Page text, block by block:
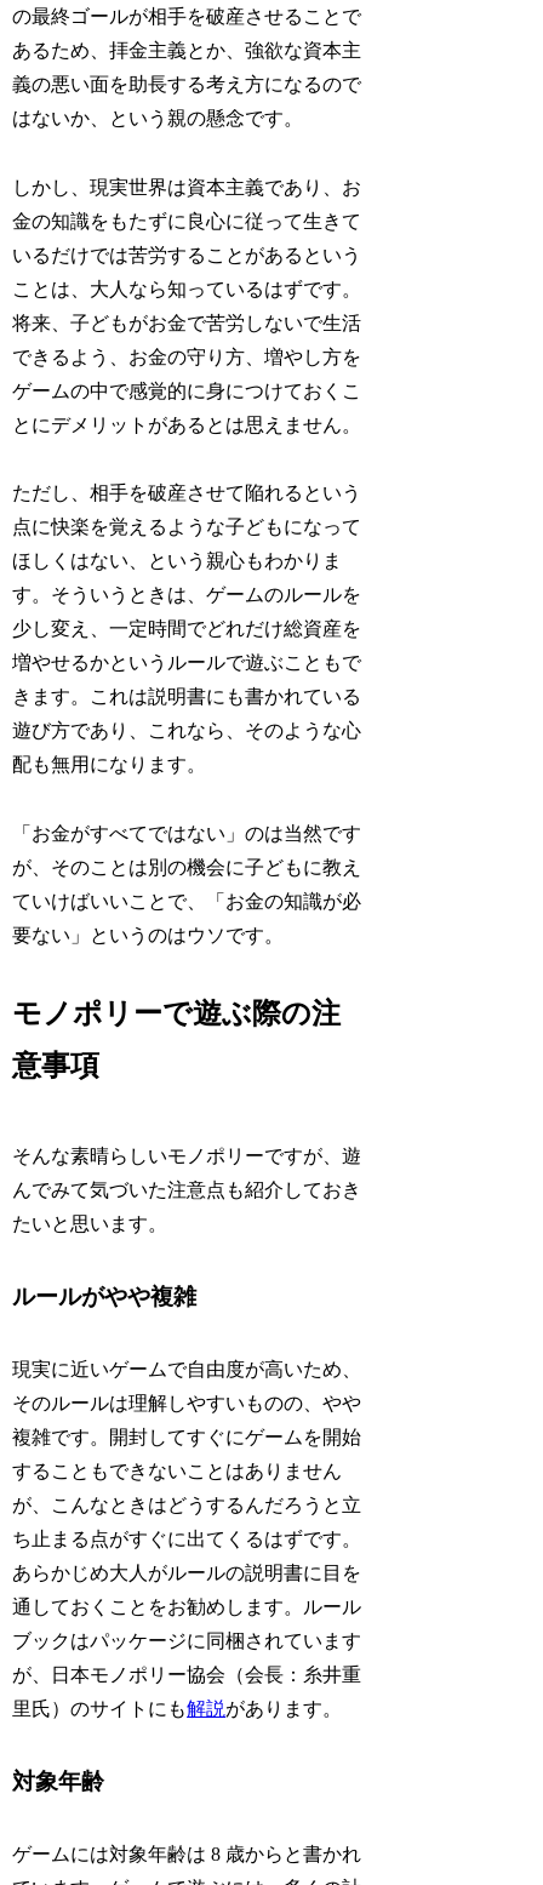
の最終ゴールが相手を破産させることで
あるため、拝金主義とか、強欲な資本主
義の悪い面を助長する考え方になるので
はないか、という親の懸念です。
しかし、現実世界は資本主義であり、お
金の知識をもたずに良心に従って生きて
いるだけでは苦労することがあるという
ことは、大人なら知っているはずです。
将来、子どもがお金で苦労しないで生活
できるよう、お金の守り方、増やし方を
ゲームの中で感覚的に身につけておく こ
とにデメリットがあるとは思えません。
ただし、相手を破産させて陥れるという
点に快楽を覚えるような子どもになって
ほしくはない、という親心もわかりま
す。そういうときは、ゲームのルールを
少し変え、一定時間でどれだけ総資産を
増やせるかというルールで遊ぶこともで
きます。これは説明書にも書かれている
遊び方であり、これなら、そのような心
配も無用になります。
「お金がすべてではない」のは当然です
が、そのことは別の機会に子どもに教え
ていけばいいことで、「お金の知識が必
要ない」というのはウソです。
モノポリーで遊ぶ際の注
意事項
そんな素晴らしいモノポリーですが、遊
んでみて気づいた注意点も紹介しておき
たいと思います。
ルールがやや複雑
現実に近いゲームで自由度が高いため、
そのルールは理解しやすいものの、やや
複雑です。開封してすぐにゲームを開始
することもできないことはありません
が、こんなときはどうするんだろうと立
ち止まる点がすぐに出てくるはずです。
あらかじめ大人がルールの説明書に目を
通しておくことをお勧めします。ルール
ブックはパッケージに同梱されています
が、日本モノポリー協会（会長：糸井重
里氏）のサイトにも解説があります。
対象年齢
ゲームには対象年齢は8 歳から と書かれ